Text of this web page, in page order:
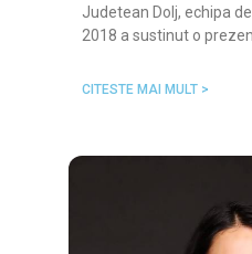
Judetean Dolj, echipa
2018 a sustinut o
CITESTE MAI MULT >